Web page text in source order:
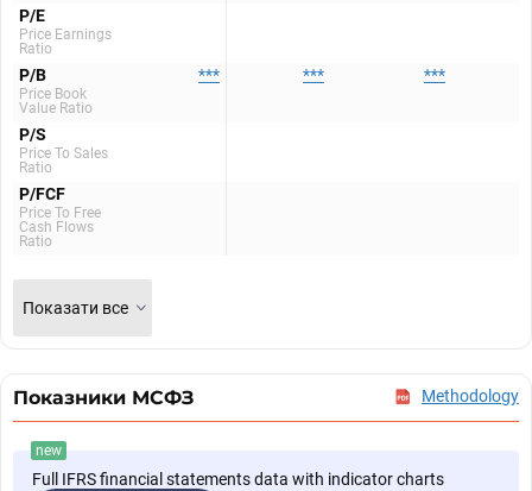
P/E
Price Earnings
Ratio
P/B
Price Book
Value Ratio
*** *** ***
P/S
Price To Sales
Ratio
P/FCF
Price To Free
Cash Flows
Ratio
Показати все
Показники МСФЗ Methodology
new
Full IFRS financial statements data with indicator charts